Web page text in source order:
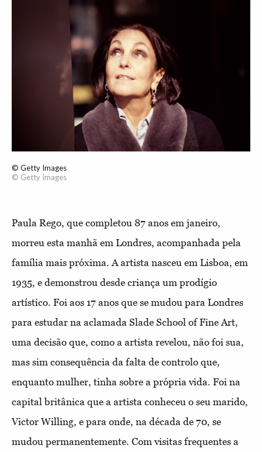
© Getty Images
© Getty Images
Paula Rego, que completou 87 anos em janeiro,
morreu esta manhã em Londres, acompanhada pela
família mais próxima. A artista nasceu em Lisboa, em
1935, e demonstrou desde criança um prodígio
artístico. Foi aos 17 anos que se mudou para Londres
para estudar na aclamada Slade School of Fine Art,
uma decisão que, como a artista revelou, não foi sua,
mas sim consequência da falta de controlo que,
enquanto mulher, tinha sobre a própria vida. Foi na
capital britânica que a artista conheceu o seu marido,
Victor Willing, e para onde, na década de 70, se
mudou permanentemente. Com visitas frequentes a